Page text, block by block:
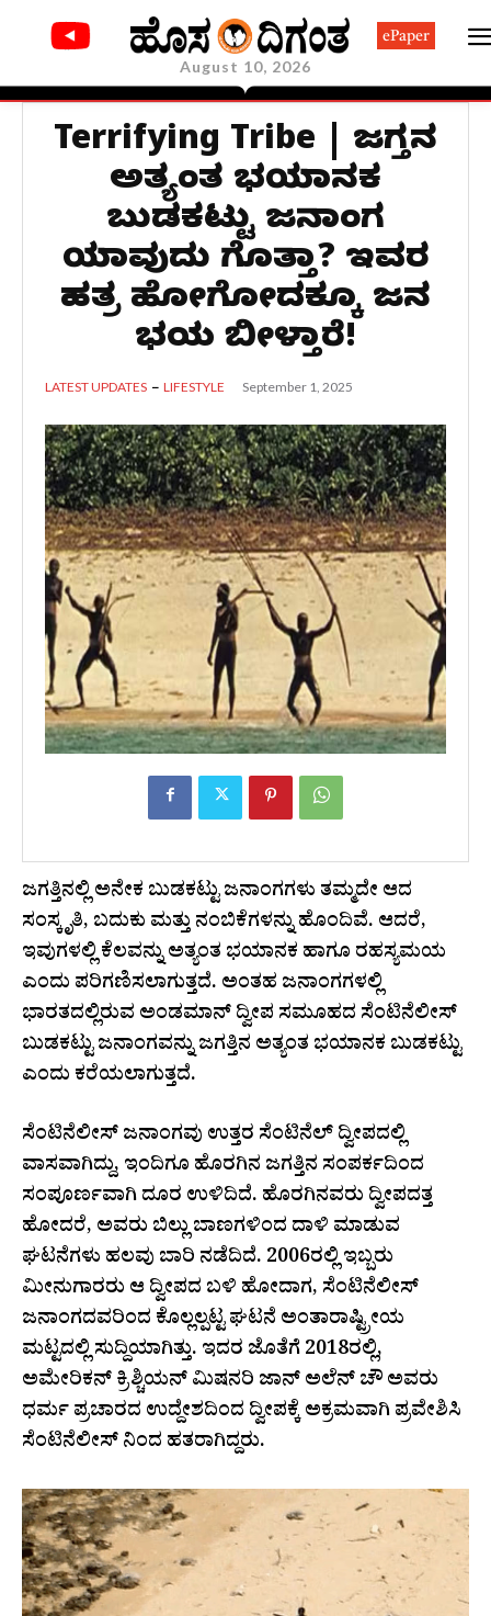
August 10, 2026
ePaper
Terrifying Tribe | ಜಗತ್ತಿನ
ಅತ್ಯಂತ ಭಯಾನಕ
ಬುಡಕಟ್ಟು ಜನಾಂಗ
ಯಾವುದು ಗೊತ್ತಾ? ಇವರ
ಹತ್ರ ಹೋಗೋದಕ್ಕೂ ಜನ
ಭಯ ಬೀಳ್ತಾರೆ!
LATEST UPDATES LIFESTYLE September 1, 2025
ಜಗತ್ತಿನಲ್ಲಿ ಅನೇಕ ಬುಡಕಟ್ಟು ಜನಾಂಗಗಳು ತಮ್ಮದೇ ಆದ
ಸಂಸ್ಕೃತಿ, ಬದುಕು ಮತ್ತು ನಂಬಿಕೆಗಳನ್ನು ಹೊಂದಿವೆ. ಆದರೆ,
ಇವುಗಳಲ್ಲಿ ಕೆಲವನ್ನು ಅತ್ಯಂತ ಭಯಾನಕ ಹಾಗೂ ರಹಸ್ಯಮಯ
ಎಂದು ಪರಿಗಣಿಸಲಾಗುತ್ತದೆ. ಅಂತಹ ಜನಾಂಗಗಳಲ್ಲಿ
ಭಾರತದಲ್ಲಿರುವ ಅಂಡಮಾನ್ ದ್ವೀಪ ಸಮೂಹದ ಸೆಂಟಿನೆಲೀಸ್
ಬುಡಕಟ್ಟು ಜನಾಂಗವನ್ನು ಜಗತ್ತಿನ ಅತ್ಯಂತ ಭಯಾನಕ ಬುಡಕಟ್ಟು
ಎಂದು ಕರೆಯಲಾಗುತ್ತದೆ.
ಸೆಂಟಿನೆಲೀಸ್ ಜನಾಂಗವು ಉತ್ತರ ಸೆಂಟಿನೆಲ್ ದ್ವೀಪದಲ್ಲಿ
ವಾಸವಾಗಿದ್ದು, ಇಂದಿಗೂ ಹೊರಗಿನ ಜಗತ್ತಿನ ಸಂಪರ್ಕದಿಂದ
ಸಂಪೂರ್ಣವಾಗಿ ದೂರ ಉಳಿದಿದೆ. ಹೊರಗಿನವರು ದ್ವೀಪದತ್ತ
ಹೋದರೆ, ಅವರು ಬಿಲ್ಲು ಬಾಣಗಳಿಂದ ದಾಳಿ ಮಾಡುವ
ಘಟನೆಗಳು ಹಲವು ಬಾರಿ ನಡೆದಿದೆ. 2006ರಲ್ಲಿ ಇಬ್ಬರು
ಮೀನುಗಾರರು ಆ ದ್ವೀಪದ ಬಳಿ ಹೋದಾಗ, ಸೆಂಟಿನೆಲೀಸ್
ಜನಾಂಗದವರಿಂದ ಕೊಲ್ಲಲ್ಪಟ್ಟ ಘಟನೆ ಅಂತಾರಾಷ್ಟ್ರೀಯ
ಮಟ್ಟದಲ್ಲಿ ಸುದ್ದಿಯಾಗಿತ್ತು. ಇದರ ಜೊತೆಗೆ 2018ರಲ್ಲಿ,
ಅಮೇರಿಕನ್ ಕ್ರಿಶ್ಚಿಯನ್ ಮಿಷನರಿ ಜಾನ್ ಅಲೆನ್ ಚೌ ಅವರು
ಧರ್ಮ ಪ್ರಚಾರದ ಉದ್ದೇಶದಿಂದ ದ್ವೀಪಕ್ಕೆ ಅಕ್ರಮವಾಗಿ ಪ್ರವೇಶಿಸಿ
ಸೆಂಟಿನೆಲೀಸ್ ನಿಂದ ಹತರಾಗಿದ್ದರು.